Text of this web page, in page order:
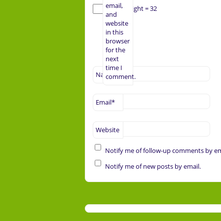
Name*
Email*
Website
email,
and
website
in this
browser
for the
next
time I
comment.
× eight = 32
Notify me of follow-up comments by
Notify me of new posts by email.